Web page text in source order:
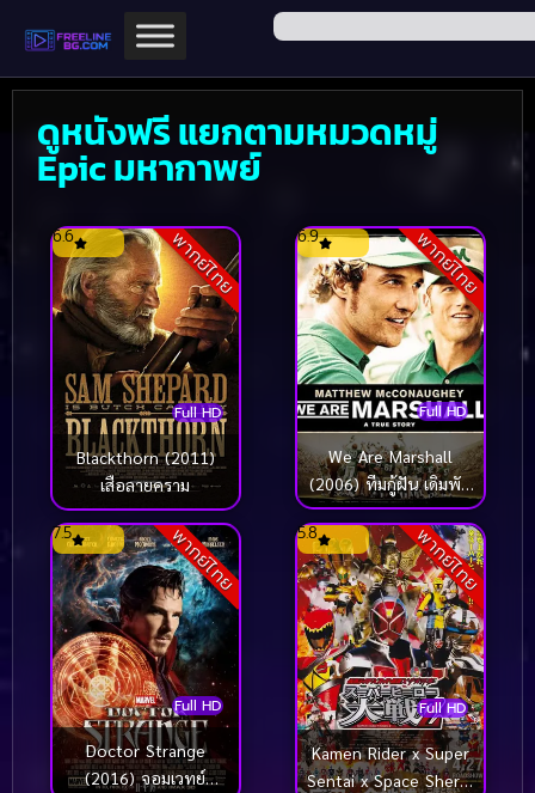
ดูหนังฟรี แยกตามหมวดหมู่
Epic มหากาพย์
พากย์ไทย
Full HD
6.6
Blackthorn (2011)
เสือลายคราม
พากย์ไทย
Full HD
6.9
We Are Marshall
(2006) ทีมกู้ฝัน เดิมพัน
เกียรติยศ
พากย์ไทย
Full HD
7.5
Doctor Strange
(2016) จอมเวทย์
พากย์ไทย
Full HD
5.8
Kamen Rider x Super
Sentai x Space Sheriff